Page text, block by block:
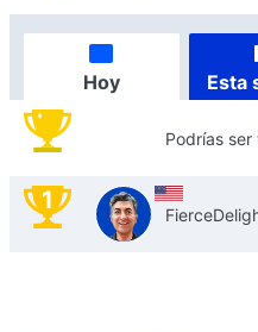
Hoy Esta
Podrías ser
1